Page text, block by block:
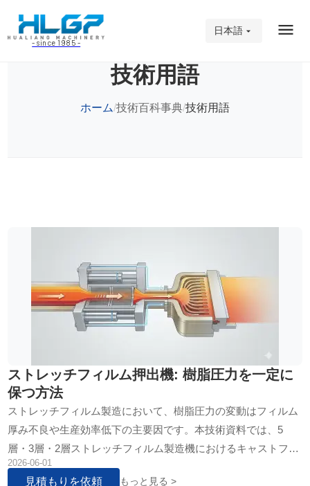
- since 1985 -
日本語
技術用語
ホーム/技術百科事典/技術用語
ストレッチフィルム押出機: 樹脂圧力を一定に
保つ方法
ストレッチフィルム製造において、樹脂圧力の変動はフィルム
厚み不良や生産効率低下の主要因です。本技術資料では、5
層・3層・2層ストレッチフィルム製造機におけるキャストフィ
ルムダイと油圧式スクリーンチェンジャーの連携動作により…
2026-06-01
見積もりを依頼 もっと見る >